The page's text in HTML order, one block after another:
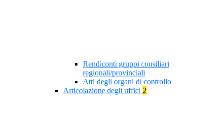
Rendiconti gruppi consiliari
regionali/provinciali
Atti degli organi di controllo
Articolazione degli uffici 2